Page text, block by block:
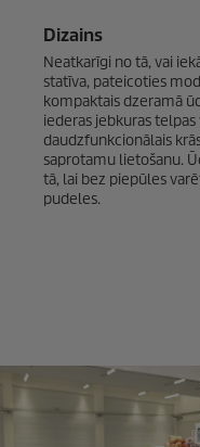
Dizains
Neatkarīgi no tā, vai
statīva, pateicoties
kompaktais dzeramā
iederas jebkuras
daudzfunkcionālais
saprotamu lietošanu.
tā, lai bez piepūles
pudeles.